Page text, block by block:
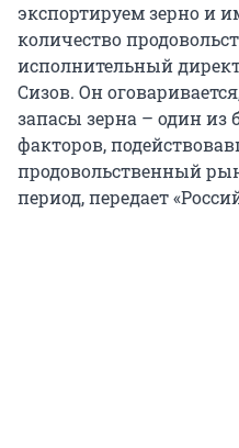
экспортируем зерно и
количество
исполнительный
Сизов. Он
запасы зерна – один из
факторов,
продовольственный
период, передает